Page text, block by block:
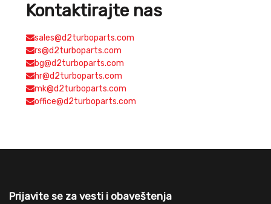
Kontaktirajte nas
sales@d2turboparts.com
rs@d2turboparts.com
bg@d2turboparts.com
hr@d2turboparts.com
mk@d2turboparts.com
office@d2turboparts.com
Prijavite se za vesti i obaveštenja